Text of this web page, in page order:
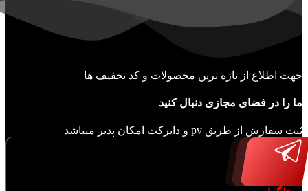
جهت اطلاع از تازه ترین محصولات و کد تخفیف ها
ما را در فضای مجازی دنبال کنید
ثبت سفارش از طریق pv و دایرکت امکان پذیر میباشد